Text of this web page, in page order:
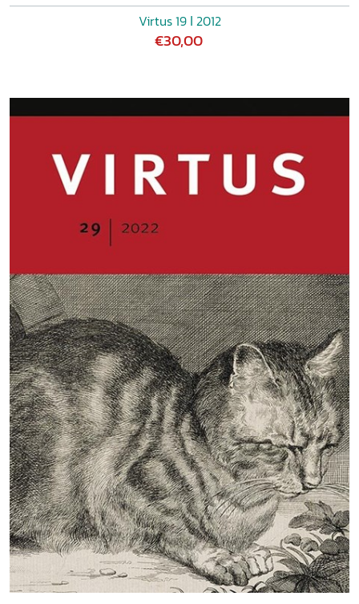
Virtus 19 ǀ 2012
€30,00